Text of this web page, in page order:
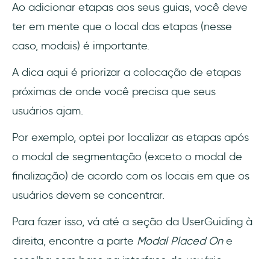
Ao adicionar etapas aos seus guias, você deve
ter em mente que o local das etapas (nesse
caso, modais) é importante.
A dica aqui é priorizar a colocação de etapas
próximas de onde você precisa que seus
usuários ajam.
Por exemplo, optei por localizar as etapas após
o modal de segmentação (exceto o modal de
finalização) de acordo com os locais em que os
usuários devem se concentrar.
Para fazer isso, vá até a seção da UserGuiding à
direita, encontre a parte Modal Placed One